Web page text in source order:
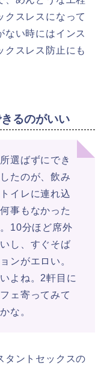
クスレスになって
ない時にはインス
クスレス防止にも
るのがいい
選ばずにでき
たのが、飲み
イレに連れ込
事もなかった
10分ほど席外
し、すぐそば
ンがエロい。
よね。2軒目に
ェ寄ってみて
な。
タントセックスの